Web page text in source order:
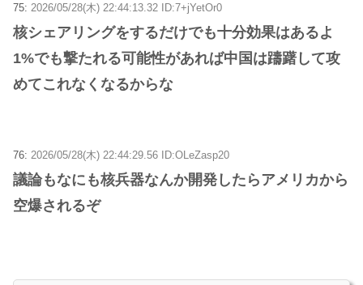
75: 2026/05/28(木) 22:44:13.32 ID:7+jYetOr0
核シェアリングをするだけでも十分効果はあるよ
1%でも撃たれる可能性があれば中国は躊躇して攻
めてこれなくなるからな
76: 2026/05/28(木) 22:44:29.56 ID:OLeZasp20
議論もなにも核兵器なんか開発したらアメリカから
空爆されるぞ